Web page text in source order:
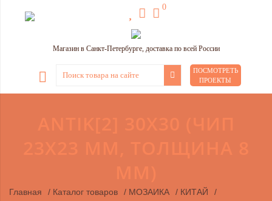
0
Магазин в Санкт-Петербурге, доставка по всей России
ПОСМОТРЕТЬ
ПРОЕКТЫ
Главная / Каталог товаров / МОЗАИКА / КИТАЙ
/